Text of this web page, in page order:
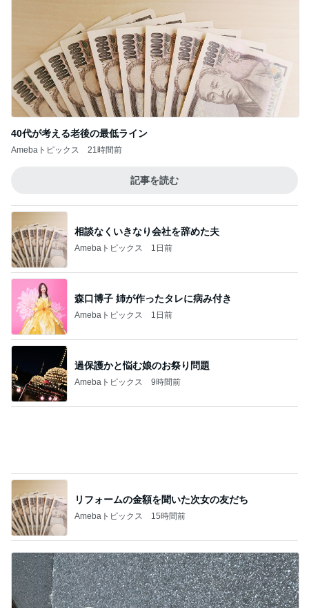
40代が考える老後の最低ライン
Amebaトピックス 21時間前
記事を読む
Amebaトピックス 1日前
森口博子 姉が作ったタレに病み付き
Amebaトピックス 1日前
過保護かと悩む娘のお祭り問題
Amebaトピックス 9時間前
リフォームの金額を聞いた次女の友だち
Amebaトピックス 15時間前
安いのにシルエットが綺麗なデニム
Amebaトピックス 1日前